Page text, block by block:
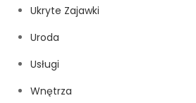
Ukryte Zajawki
Uroda
Usługi
Wnętrza